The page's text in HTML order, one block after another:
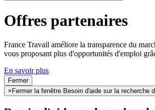
Offres partenaires
France Travail améliore la transparence du
vous proposant plus d'opportunités d'emploi
En savoir plus
Fermer
× Fermer la fenêtre Besoin d'aide sur la recherche